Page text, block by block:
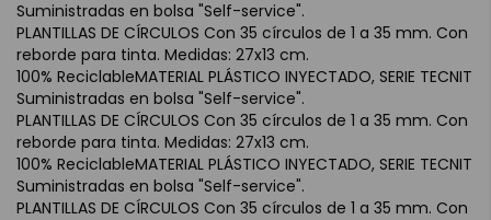
Suministradas en bolsa "Self-service".
PLANTILLAS DE CÍRCULOS Con 35 círculos de 1 a 35 mm. Con
reborde para tinta. Medidas: 27x13 cm.
100% ReciclableMATERIAL PLÁSTICO INYECTADO, SERIE TECNIT
Suministradas en bolsa "Self-service".
PLANTILLAS DE CÍRCULOS Con 35 círculos de 1 a 35 mm. Con
reborde para tinta. Medidas: 27x13 cm.
100% ReciclableMATERIAL PLÁSTICO INYECTADO, SERIE TECNIT
Suministradas en bolsa "Self-service".
PLANTILLAS DE CÍRCULOS Con 35 círculos de 1 a 35 mm. Con